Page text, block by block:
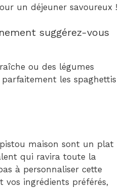
un déjeuner savoureux !
suggérez-vous
ou des légumes
les spaghettis
maison sont un plat
qui ravira toute la
à personnaliser cette
vos ingrédients préférés,